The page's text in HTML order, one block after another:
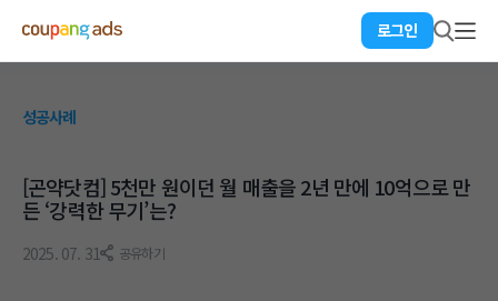
로그인
성공사례
[곤약닷컴] 5천만 원이던 월 매출을 2년 만에 10억으로 만
든 ‘강력한 무기’는?
2025. 07. 31 공유하기